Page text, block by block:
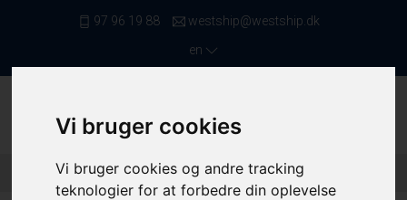
Vi bruger cookies
Vi bruger cookies og andre tracking
teknologier for at forbedre din oplevelse
97 96 19 88
westship@westship.dk
en
Front Page / Saleslist / Trawlers Below 11,99 Meters